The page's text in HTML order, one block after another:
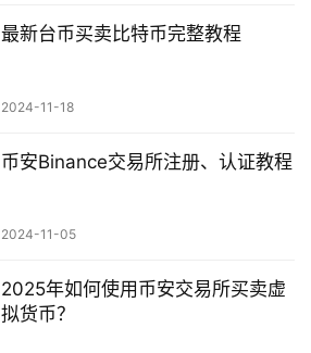
最新台币买卖比特币完整教程
2024-11-18
币安Binance交易所注册、认证教程
2024-11-05
2025年如何使用币安交易所买卖虚
拟货币？